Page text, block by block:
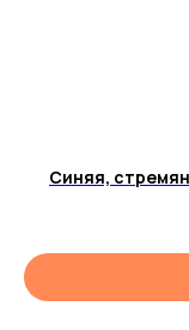
Синяя,